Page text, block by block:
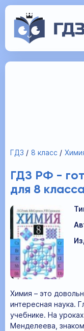
ГДЗ 8 класс
ГДЗ РФ -
для 8
Химия – это
интересная наука.
учебнике. На
Менделеева,